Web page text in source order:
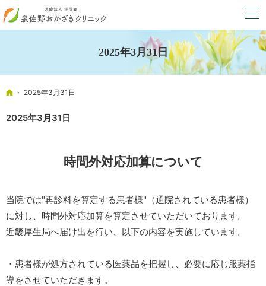
2025年3月31日
ホーム
2025年3月31日
2025年3月31日
時間外対応加算について
当院では"再診料を算定する患者様"（通院されている患者様）
に対し、時間外対応加算を算定させていただいております。
近畿厚生局へ届け出を行い、以下の内容を実施しています。
・患者様が処方されている医薬品を把握し、必要に応じ服薬指
導をさせていただきます。